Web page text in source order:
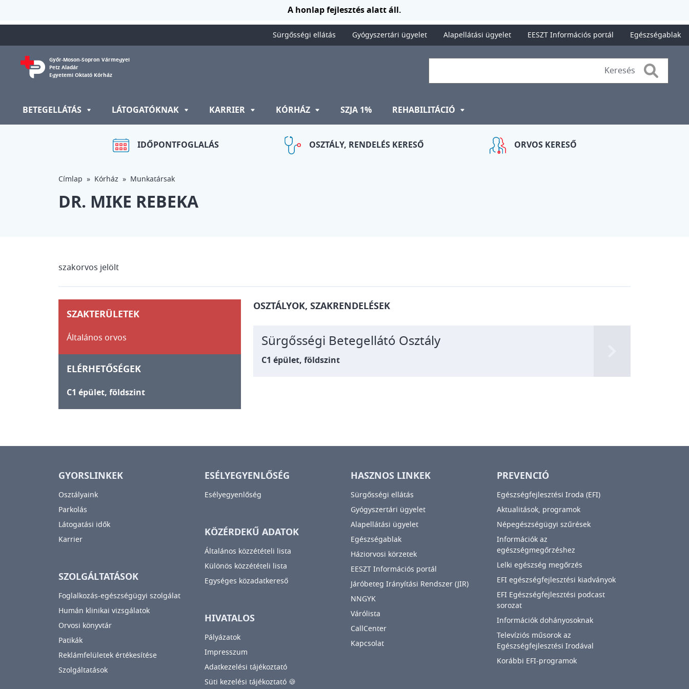
A honlap fejlesztés alatt áll.
Sürgősségi ellátás Gyógyszertári ügyelet Alapellátási ügyelet EESZT Információs portál Egészségablak
Győr-Moson-Sopron Vármegyei
Petz Aladár
Egyetemi Oktató Kórház
Search
BETEGELLÁTÁS LÁTOGATÓKNAK KARRIER KÓRHÁZ SZJA 1% REHABILITÁCIÓ
IDŐPONTFOGLALÁS OSZTÁLY, RENDELÉS KERESŐ ORVOS KERESŐ
Címlap Kórház Munkatársak
DR. MIKE REBEKA
szakorvos jelölt
SZAKTERÜLETEK
Általános orvos
ELÉRHETŐSÉGEK
C1 épület, földszint
OSZTÁLYOK, SZAKRENDELÉSEK
Sürgősségi Betegellátó Osztály
C1 épület, földszint
GYORSLINKEK
Osztályaink
Parkolás
Látogatási idők
Karrier
SZOLGÁLTATÁSOK
Foglalkozás-egészségügyi szolgálat
Humán klinikai vizsgálatok
Orvosi könyvtár
Patikák
Reklámfelületek értékesítése
Szolgáltatások
ESÉLYEGYENLŐSÉG
Esélyegyenlőség
KÖZÉRDEKŰ ADATOK
Általános közzétételi lista
Különös közzétételi lista
Egységes közadatkereső
HIVATALOS
Pályázatok
Impresszum
Adatkezelési tájékoztató
Süti kezelési tájékoztató 🍪
HASZNOS LINKEK
Sürgősségi ellátás
Gyógyszertári ügyelet
Alapellátási ügyelet
Egészségablak
Háziorvosi körzetek
EESZT Információs portál
Járóbeteg Irányítási Rendszer (JIR)
NNGYK
Várólista
CallCenter
Kapcsolat
PREVENCIÓ
Egészségfejlesztési Iroda (EFI)
Aktualitások, programok
Népegészségügyi szűrések
Információk az
egészségmegőrzéshez
Lelki egészség megőrzés
EFI egészségfejlesztési kiadványok
EFI Egészségfejlesztési podcast
sorozat
Információk dohányosoknak
Televíziós műsorok az
Egészségfejlesztési Irodával
Korábbi EFI-programok